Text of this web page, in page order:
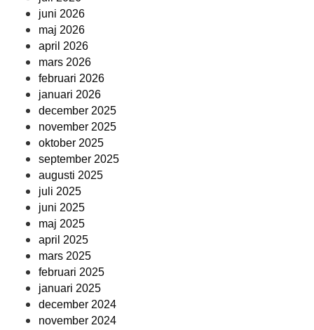
juni 2026
maj 2026
april 2026
mars 2026
februari 2026
januari 2026
december 2025
november 2025
oktober 2025
september 2025
augusti 2025
juli 2025
juni 2025
maj 2025
april 2025
mars 2025
februari 2025
januari 2025
december 2024
november 2024